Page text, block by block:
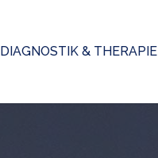
DIAGNOSTIK & THERAPIE